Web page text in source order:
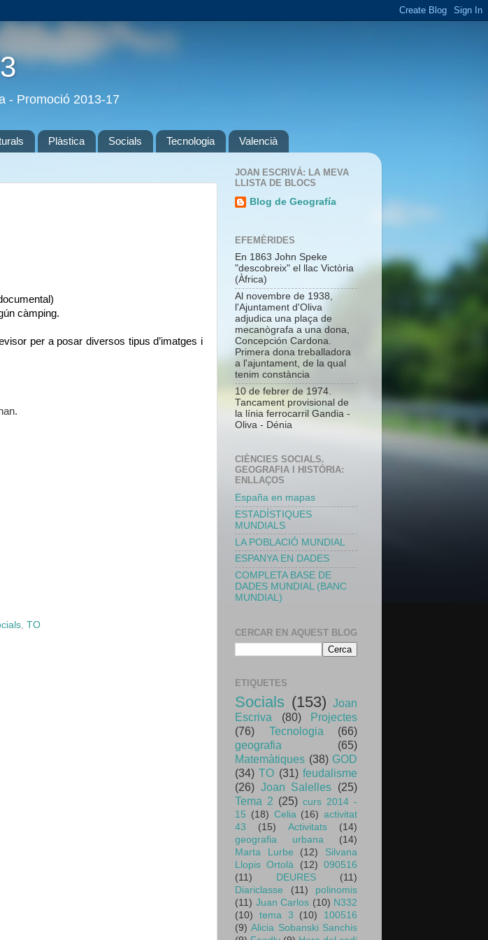
- Promoció 2013-17
Plàstica Socials Tecnologia Valencià
càmping.
per a posar diversos tipus d’imatges i
TO
JOAN ESCRIVÁ: LA MEVA
LLISTA DE BLOCS
Blog de Geografía
EFEMÈRIDES
En 1863 John Speke
"descobreix" el llac Victòria
(Àfrica)
Al novembre de 1938,
l'Ajuntament d'Oliva
adjudica una plaça de
mecanògrafa a una dona,
Concepción Cardona.
Primera dona treballadora
a l'ajuntament, de la qual
tenim constància
10 de febrer de 1974.
Tancament provisional de
la línia ferrocarril Gandia -
Oliva - Dénia
CIÈNCIES SOCIALS.
GEOGRAFIA I HISTÒRIA:
ENLLAÇOS
España en mapas
ESTADÍSTIQUES
MUNDIALS
LA POBLACIÓ MUNDIAL
ESPANYA EN DADES
COMPLETA BASE DE
DADES MUNDIAL (BANC
MUNDIAL)
CERCAR EN AQUEST BLOG
ETIQUETES
Socials (153) Joan
Escriva
(80)
Projectes
(76)
Tecnologia
(66)
geografia
(65)
Matemàtiques (38) GOD
(34) TO (31) feudalisme
(26) Joan Salelles (25)
Tema 2 (25) curs 2014 -
15 (18) Celia (16) activitat
43
(15) Activitats
(14)
geografia urbana
(14)
Marta Lurbe
(12)
Silvana
Llopis Ortolà
(12)
090516
(11)
DEURES
(11)
Diariclasse
(11)
polinomis
(11) Juan Carlos (10) N332
(10)
tema 3 (10)
100516
(9) Alicia Sobanski Sanchis